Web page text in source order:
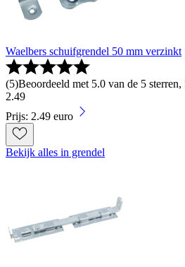
Waelbers schuifgrendel 50 mm verzinkt
(5)Beoordeeld met 5.0 van de 5
2.49
Prijs: 2.49 euro
Bekijk alles in grendel